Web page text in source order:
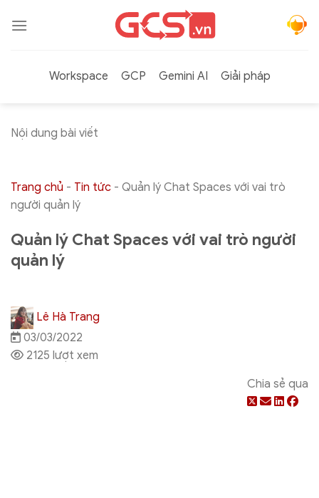
qua
Workspace
GCP Gemini AI Giải pháp
Nội dung bài viết
Trang chủ - Tin tức - Quản lý Chat Spaces với vai trò
người quản lý
Quản lý Chat Spaces với vai trò người
quản lý
Lê Hà Trang
03/03/2022
2125 lượt xem
Chia sẻ qua